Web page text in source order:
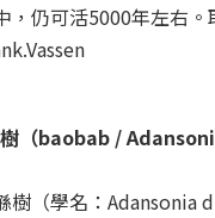
，仍可活5000年左右
（baobab /
樹（學名：Adansonia